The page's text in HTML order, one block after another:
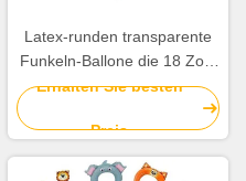
Latex-runden transparente
Funkeln-Ballone die 18 Zoll-
Konfetti-Ballone
Erhalten Sie besten
Preis